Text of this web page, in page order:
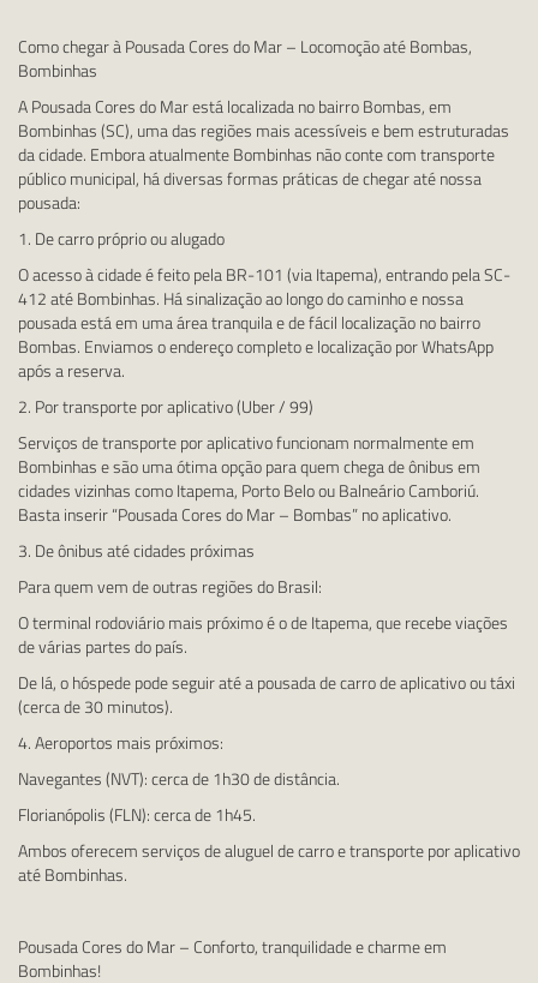
Como chegar à Pousada Cores do Mar – Locomoção até Bombas,
Bombinhas
A Pousada Cores do Mar está localizada no bairro Bombas, em
Bombinhas (SC), uma das regiões mais acessíveis e bem estruturadas
da cidade. Embora atualmente Bombinhas não conte com transporte
público municipal, há diversas formas práticas de chegar até nossa
pousada:
1. De carro próprio ou alugado
O acesso à cidade é feito pela BR-101 (via Itapema), entrando pela SC-
412 até Bombinhas. Há sinalização ao longo do caminho e nossa
pousada está em uma área tranquila e de fácil localização no bairro
Bombas. Enviamos o endereço completo e localização por WhatsApp
após a reserva.
2. Por transporte por aplicativo (Uber / 99)
Serviços de transporte por aplicativo funcionam normalmente em
Bombinhas e são uma ótima opção para quem chega de ônibus em
cidades vizinhas como Itapema, Porto Belo ou Balneário Camboriú.
Basta inserir “Pousada Cores do Mar – Bombas” no aplicativo.
3. De ônibus até cidades próximas
Para quem vem de outras regiões do Brasil:
O terminal rodoviário mais próximo é o de Itapema, que recebe viações
de várias partes do país.
De lá, o hóspede pode seguir até a pousada de carro de aplicativo ou táxi
(cerca de 30 minutos).
4. Aeroportos mais próximos:
Navegantes (NVT): cerca de 1h30 de distância.
Florianópolis (FLN): cerca de 1h45.
Ambos oferecem serviços de aluguel de carro e transporte por aplicativo
até Bombinhas.
Pousada Cores do Mar – Conforto, tranquilidade e charme em
Bombinhas!